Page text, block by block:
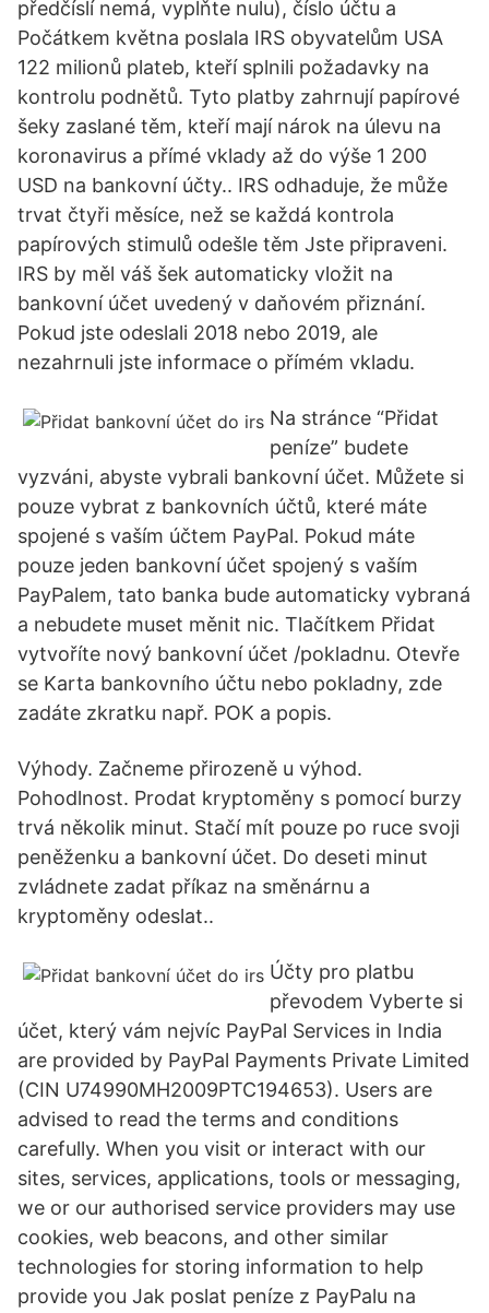
předčíslí nemá, vyplňte nulu), číslo účtu a
Počátkem května poslala IRS obyvatelům USA
122 milionů plateb, kteří splnili požadavky na
kontrolu podnětů. Tyto platby zahrnují papírové
šeky zaslané těm, kteří mají nárok na úlevu na
koronavirus a přímé vklady až do výše 1 200
USD na bankovní účty.. IRS odhaduje, že může
trvat čtyři měsíce, než se každá kontrola
papírových stimulů odešle těm Jste připraveni.
IRS by měl váš šek automaticky vložit na
bankovní účet uvedený v daňovém přiznání.
Pokud jste odeslali 2018 nebo 2019, ale
nezahrnuli jste informace o přímém vkladu.
Na stránce “Přidat
peníze” budete
vyzváni, abyste vybrali bankovní účet. Můžete si
pouze vybrat z bankovních účtů, které máte
spojené s vaším účtem PayPal. Pokud máte
pouze jeden bankovní účet spojený s vaším
PayPalem, tato banka bude automaticky vybraná
a nebudete muset měnit nic. Tlačítkem Přidat
vytvoříte nový bankovní účet /pokladnu. Otevře
se Karta bankovního účtu nebo pokladny, zde
zadáte zkratku např. POK a popis.
Výhody. Začneme přirozeně u výhod.
Pohodlnost. Prodat kryptoměny s pomocí burzy
trvá několik minut. Stačí mít pouze po ruce svoji
peněženku a bankovní účet. Do deseti minut
zvládnete zadat příkaz na směnárnu a
kryptoměny odeslat..
Účty pro platbu
převodem Vyberte si
účet, který vám nejvíc PayPal Services in India
are provided by PayPal Payments Private Limited
(CIN U74990MH2009PTC194653). Users are
advised to read the terms and conditions
carefully. When you visit or interact with our
sites, services, applications, tools or messaging,
we or our authorised service providers may use
cookies, web beacons, and other similar
technologies for storing information to help
provide you Jak poslat peníze z PayPalu na